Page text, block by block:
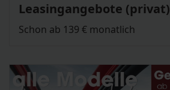
Leasingangebote (privat)
Schon ab 139 € monatlich